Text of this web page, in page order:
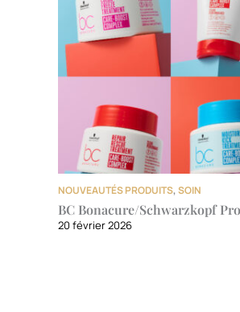
NOUVEAUTÉS PRODUITS,SOIN
BC Bonacure/Schwarzkopf
20 février 2026